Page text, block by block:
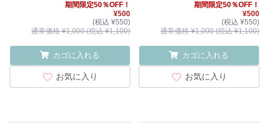
期間限定50％OFF！
¥500
(税込 ¥550)
通常価格 ¥1,000 (税込 ¥1,100)
カゴに入れる
お気に入り
期間限定50％OFF！
¥500
(税込 ¥550)
通常価格 ¥1,000 (税込 ¥1,100)
カゴに入れる
お気に入り